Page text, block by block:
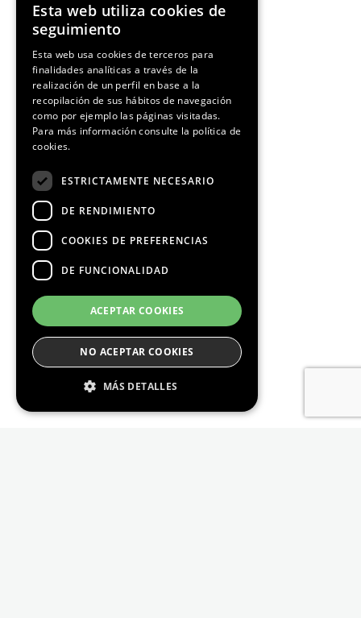
¡Síguenos!
Media Partners
ENGLISH
Esta web utiliza cookies de
seguimiento
Esta web usa cookies de terceros para
finalidades analíticas a través de la
realización de un perfil en base a la
recopilación de sus hábitos de navegación
como por ejemplo las páginas visitadas.
Para más información consulte la política de
cookies.
ESTRICTAMENTE NECESARIO
DE RENDIMIENTO
COOKIES DE PREFERENCIAS
DE FUNCIONALIDAD
ACEPTAR COOKIES
NO ACEPTAR COOKIES
MÁS DETALLES